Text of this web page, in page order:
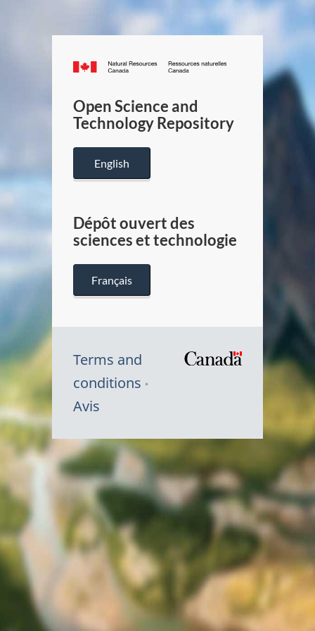
Canada.ca
/
Canada
Open Science and
Technology Repository
English
Dépôt ouvert des
sciences et technologie
Français
Terms and
conditions
Avis
Canada